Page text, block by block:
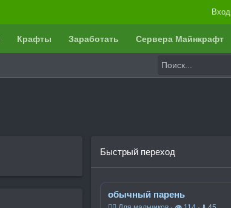
Вход
Крафты Заработать Сервера Майнкрафт
Быстрый переход
обычный парень